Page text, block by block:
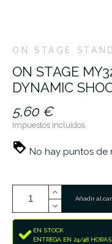
ON STAGE
ON STAGE
DYNAMIC
5,60 €
Impuestos incluidos
No hay puntos de
Añadir al
EN STOCK
ENTREGA EN 24/48 HORAS